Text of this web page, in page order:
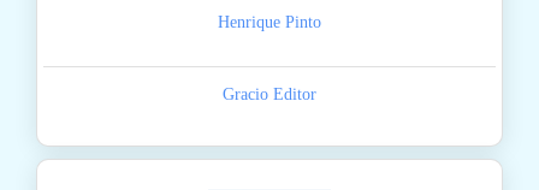
Henrique Pinto
Gracio Editor